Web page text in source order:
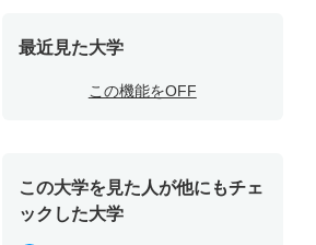
最近見た大学
この機能をOFF
この大学を見た人が他にもチェ
ックした大学